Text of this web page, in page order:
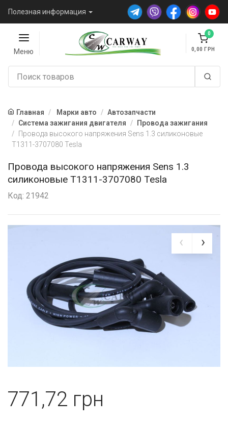
Полезная информация
Меню
0
0,00
Главная Марки авто
Автозапчасти
Система зажигания двигателя
Провода зажигания
Провода высокого напряжения Sens 1.3 силиконовые
T1311-3707080 Tesla
Провода высокого напряжения Sens 1.3
силиконовые T1311-3707080 Tesla
Код: 21942
771,72